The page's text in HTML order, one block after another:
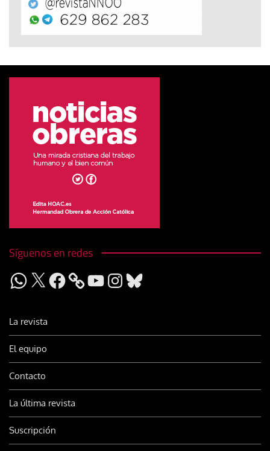
Síguenos en redes
WhatsApp
X Facebook YouTubeInstagram
Bluesky
La revista
El equipo
Contacto
La última revista
Suscripción